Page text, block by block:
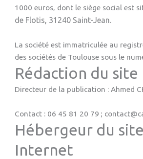
1000 euros, dont le siège social est
de Flotis, 31240 Saint-Jean.
La société est immatriculée au
des sociétés de Toulouse sous le
Rédaction du
Directeur de la publication : Ahmed
Contact : 06 45 81 20 79 ;
Hébergeur du site
Internet